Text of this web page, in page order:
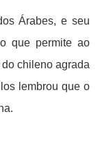
Árabes, e seu
que permite ao
chileno agrada
lembrou que o